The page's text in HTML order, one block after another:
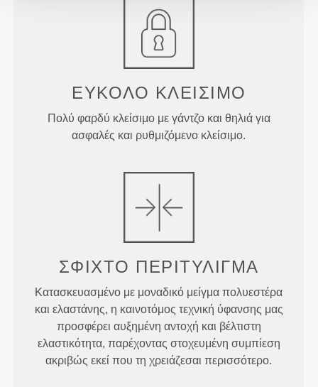
ΕΎΚΟΛΟ ΚΛΕΊΣΙΜΟ
Πολύ φαρδύ κλείσιμο με γάντζο και θηλιά για
ασφαλές και ρυθμιζόμενο κλείσιμο.
ΣΦΙΧΤΌ ΠΕΡΙΤΎΛΙΓΜΑ
Κατασκευασμένο με μοναδικό μείγμα πολυεστέρα
και ελαστάνης, η καινοτόμος τεχνική ύφανσης μας
προσφέρει αυξημένη αντοχή και βέλτιστη
ελαστικότητα, παρέχοντας στοχευμένη συμπίεση
ακριβώς εκεί που τη χρειάζεσαι περισσότερο.